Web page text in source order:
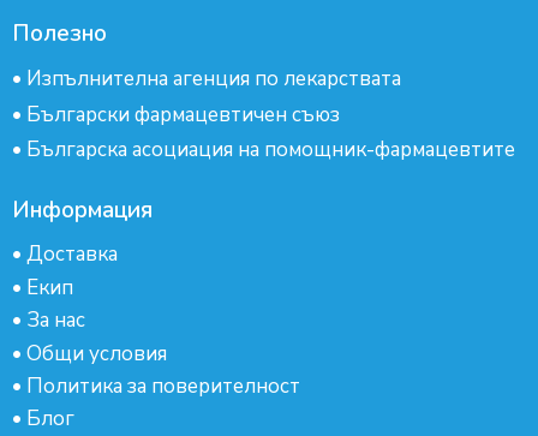
Полезно
• Изпълнителна агенция по лекарствата
• Български фармацевтичен съюз
• Българска асоциация на помощник-фармацевтите
Информация
• Доставка
• Екип
• За нас
• Общи условия
• Политика за поверителност
• Блог